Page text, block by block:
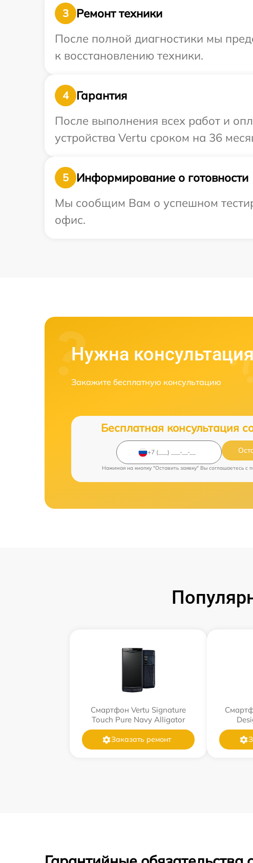
3
Ремонт техники
После полной диагностики мы
к восстановлению техники.
4
Гарантия
После выполнения всех работ и
устройства Vertu сроком на 36
5
Информирование о готовности
Мы сообщим Вам о успешном
офис.
Нужна
Закажите бесплатную консультацию
Бесплатная консультация
Нажимая на кнопку "Оставить заявку" Вы соглашаетесь c
Смартфон Vertu Signature
Touch Pure Navy Alligator
Заказать ремонт